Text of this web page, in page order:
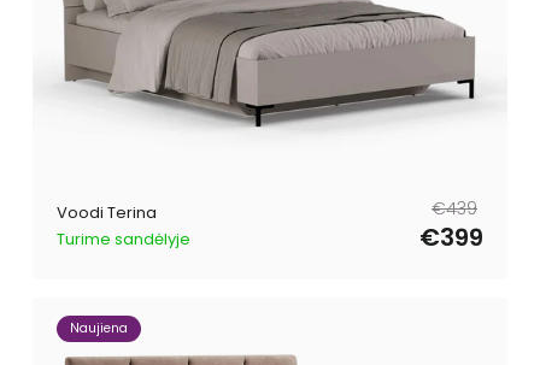
Voodi Terina
Turime sandėlyje
Tavahind
€439
Müügihind
€399
Naujiena